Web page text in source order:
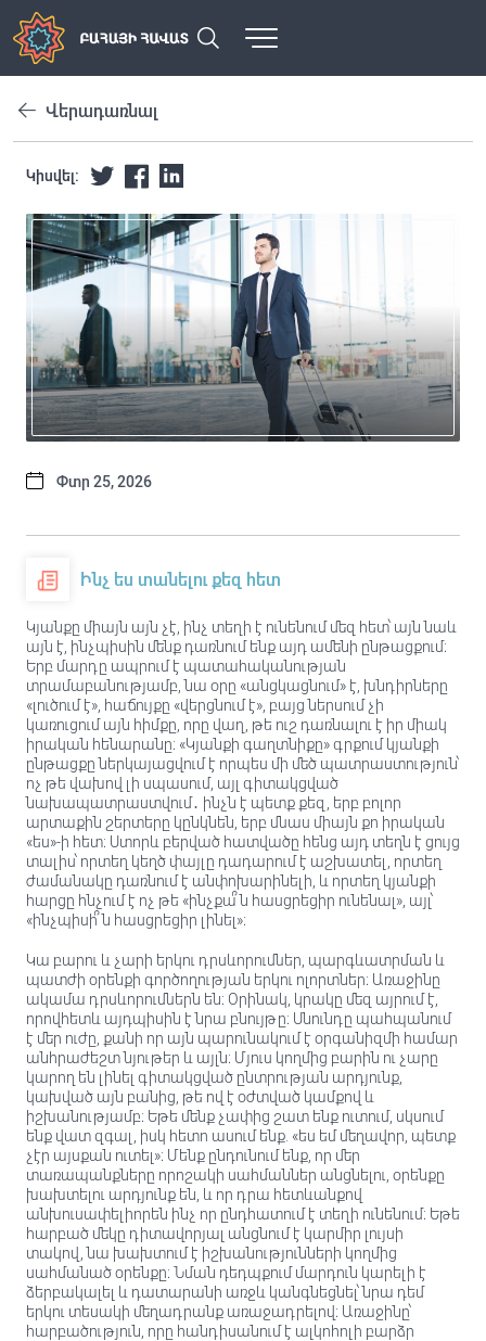
Վերադառնալ
Կիսվել:
Փտր 25, 2026
Ինչ ես տանելու քեզ հետ
Կյանքը միայն այն չէ, ինչ տեղի է ունենում մեզ հետ՝ այն նաև
այն է, ինչպիսին մենք դառնում ենք այդ ամենի ընթացքում։
Երբ մարդը ապրում է պատահականության
տրամաբանությամբ, նա օրը «անցկացնում» է, խնդիրները
«լուծում է», հաճույքը «վերցնում է», բայց ներսում չի
կառուցում այն հիմքը, որը վաղ, թե ուշ դառնալու է իր միակ
իրական հենարանը։ «Կյանքի գաղտնիքը» գրքում կյանքի
ընթացքը ներկայացվում է որպես մի մեծ պատրաստություն՝
ոչ թե վախով լի սպասում, այլ գիտակցված
նախապատրաստվում․ ինչն է պետք քեզ, երբ բոլոր
արտաքին շերտերը կընկնեն, երբ մնաս միայն քո իրական
«ես»-ի հետ։ Ստորև բերված հատվածը հենց այդ տեղն է ցույց
տալիս՝ որտեղ կեղծ փայլը դադարում է աշխատել, որտեղ
ժամանակը դառնում է անփոխարինելի, և որտեղ կյանքի
հարցը հնչում է ոչ թե «ինչքա՞ն հասցրեցիր ունենալ», այլ՝
«ինչպիսի՞ն հասցրեցիր լինել»։
Կա բարու և չարի երկու դրսևորումներ, պարգևատրման և
պատժի օրենքի գործողության երկու ոլորտներ։ Առաջինը
ակամա դրսևորումներն են։ Օրինակ, կրակը մեզ այրում է,
որովհետև այդպիսին է նրա բնույթը։ Սնունդը պահպանում
է մեր ուժը, քանի որ այն պարունակում է օրգանիզմի համար
անհրաժեշտ նյութեր և այլն։ Մյուս կողմից բարին ու չարը
կարող են լինել գիտակցված ընտրության արդյունք,
կախված այն բանից, թե ով է օժտված կամքով և
իշխանությամբ։ Եթե մենք չափից շատ ենք ուտում, սկսում
ենք վատ զգալ, իսկ հետո ասում ենք. «ես եմ մեղավոր, պետք
չէր այսքան ուտել»։ Մենք ընդունում ենք, որ մեր
տառապանքները որոշակի սահմաններ անցնելու, օրենքը
խախտելու արդյունք են, և որ դրա հետևանքով
անխուսափելիորեն ինչ որ ընդհատում է տեղի ունենում։ Եթե
հարբած մեկը դիտավորյալ անցնում է կարմիր լույսի
տակով, նա խախտում է իշխանությունների կողմից
սահմանած օրենքը։ Նման դեդպքում մարդուն կարելի է
ձերբակալել և դատարանի առջև կանգնեցնել՝ նրա դեմ
երկու տեսակի մեղադրանք առաջադրելով։ Առաջինը՝
հարբածություն, որը հանդիսանում է ալկոհոլի բարձր